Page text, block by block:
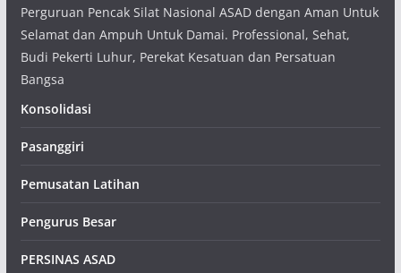
Perguruan Pencak Silat Nasional ASAD dengan Aman Untuk
Selamat dan Ampuh Untuk Damai. Professional, Sehat,
Budi Pekerti Luhur, Perekat Kesatuan dan Persatuan
Bangsa
Konsolidasi
Pasanggiri
Pemusatan Latihan
Pengurus Besar
PERSINAS ASAD